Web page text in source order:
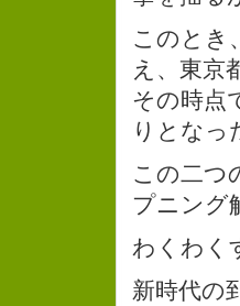
このとき
え、東京
その時点
りとなっ
この二つ
プニング
わくわく
新時代の